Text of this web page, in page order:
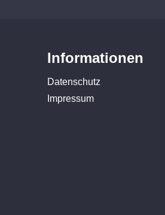
Informationen
Datenschutz
Impressum